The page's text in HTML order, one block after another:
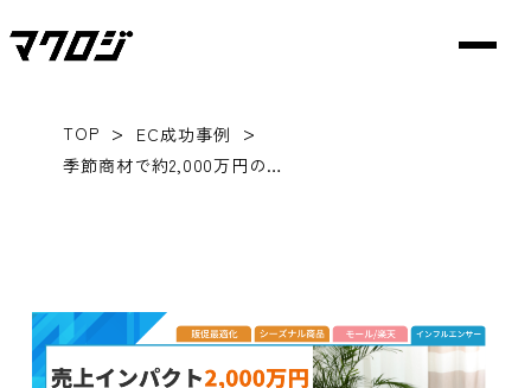
TOP > EC成功事例 >
季節商材で約2,000万円の売上効果に繋がったInstagramのインフルエンサーマーケティング成功事例